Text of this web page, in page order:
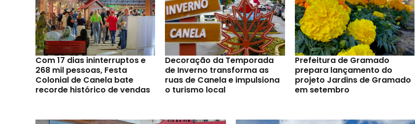
Com 17 dias ininterruptos e
268 mil pessoas, Festa
Colonial de Canela bate
recorde histórico de vendas
Decoração da Temporada
de Inverno transforma as
ruas de Canela e impulsiona
o turismo local
Prefeitura de Gramado
prepara lançamento do
projeto Jardins de Gramado
em setembro